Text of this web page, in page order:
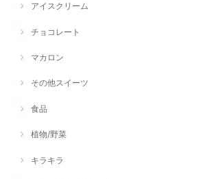
アイスクリーム
チョコレート
マカロン
その他スイーツ
食品
植物/野菜
キラキラ